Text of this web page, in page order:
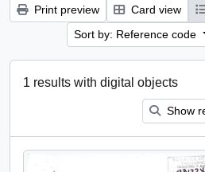
Print preview Card view
Sort by: Reference code
1 results with digital objects
Show